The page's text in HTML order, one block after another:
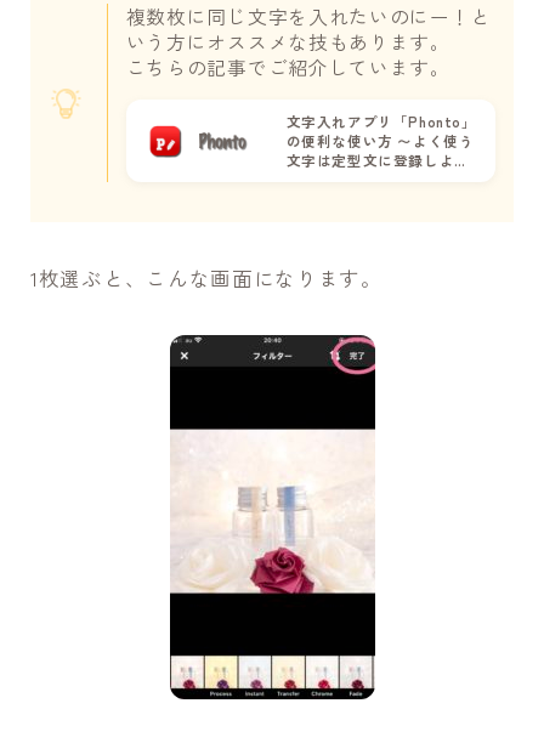
複数枚に同じ文字を入れたいのにー！と
いう方にオススメな技もあります。
こちらの記事でご紹介しています。
文字入れアプリ「Phonto」
の便利な使い方 〜よく使う
文字は定型文に登録しよ
う〜
1枚選ぶと、こんな画面になります。